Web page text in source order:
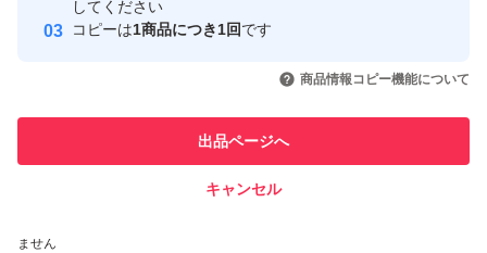
取引実績
引を完了させた実績があります
での取引実績があります
ません
してください
コピーは1商品につき1回です
商品情報コピー機能について
出品ページへ
キャンセル